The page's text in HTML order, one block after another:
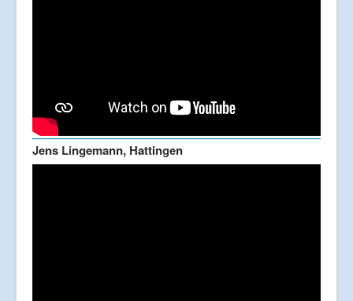
Jens Lingemann, Hattingen